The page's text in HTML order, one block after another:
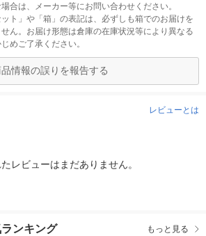
合は、メーカー等にお問い合わせください。
ト」や「箱」の表記は、必ずしも箱でのお届けを
ん。お届け形態は倉庫の在庫状況等により異なる
めご了承ください。
情報の誤りを報告する
レビューとは
レビューはまだありません。
ンキング もっと見る